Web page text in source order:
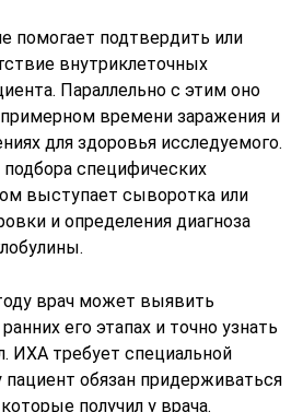
помогает подтвердить или
внутриклеточных
Параллельно с этим оно
времени заражения и
для здоровья исследуемого.
подбора специфических
выступает сыворотка или
и определения диагноза
врач может выявить
его этапах и точно узнать
ИХА требует специальной
пациент обязан придерживаться
получил у врача.